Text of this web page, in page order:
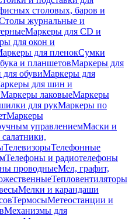
столовых, баров и
журнальные и
Маркеры для CD и
для окон и
для пленокСумки
и планшетовМаркеры для
обувиМаркеры для
для шин и
Маркеры лаковыеМаркеры
для рукМаркеры по
Маркеры
управлениемМаски и
ТелевизорыТелефонные
Телефоны и радиотелефоны
проводныеМел, графит,
Тепловентиляторы
Мелки и карандаши
ТермосыМетеостанции и
Механизмы для